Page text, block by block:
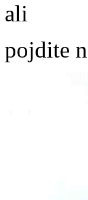
ali
pojdite